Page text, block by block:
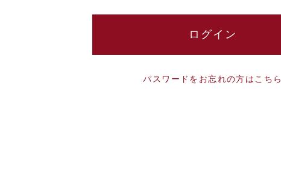
パスワードをお忘れの方はこちら